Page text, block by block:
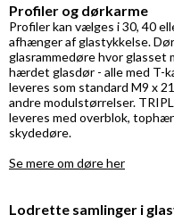
Profiler og dørkarme
Profiler kan vælges i 30, 40
afhænger af glastykkelse.
glasrammedøre hvor glasset
hærdet glasdør - alle med T-
leveres som standard M9 x
andre modulstørrelser.
leveres med overblok,
skydedøre.
Se mere om døre her
Lodrette samlinger i